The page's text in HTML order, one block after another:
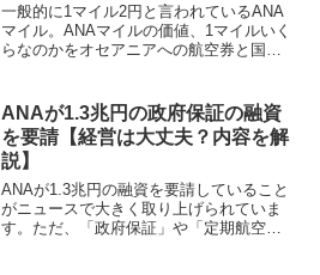
一般的に1マイル2円と言われているANA
マイル。ANAマイルの価値、1マイルいく
らなのかをオセアニアへの航空券と国内
ANAが1.3兆円の政府保証の融資
を要請【経営は大丈夫？内容を解
説】
ANAが1.3兆円の融資を要請していること
がニュースで大きく取り上げられていま
す。ただ、「政府保証」や「定期航空協